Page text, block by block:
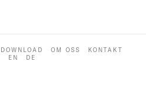
DOWNLOAD OM OSS
KONTAKT
EN DE